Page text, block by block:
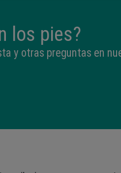
los pies?
y otras preguntas en